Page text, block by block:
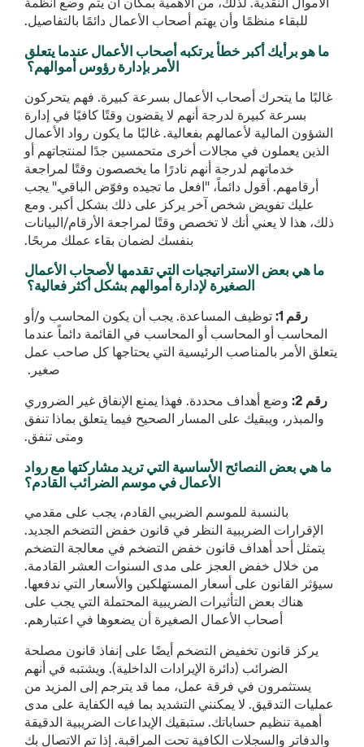
الأموال النقدية. لذلك، من الأهمية بمكان أن يتم وضع أنظمة
للبقاء منظمًا وأن يهتم أصحاب الأعمال دائمًا بالتفاصيل.
ما هو برأيك أكبر خطأ يرتكبه أصحاب الأعمال عندما يتعلق
الأمر بإدارة رؤوس أموالهم؟
غالبًا ما يتحرك أصحاب الأعمال بسرعة كبيرة. فهم يتحركون
بسرعة كبيرة لدرجة أنهم لا يقضون وقتًا كافيًا في إدارة
الشؤون المالية لأعمالهم بفعالية. غالبًا ما يكون رواد الأعمال
الذين يعملون في مجالات أخرى متحمسين جدًا لمنتجاتهم أو
خدماتهم لدرجة أنهم نادرًا ما يخصصون وقتًا لمراجعة
أرقامهم. أقول دائماً، "افعل ما تجيده وفوّض الباقي." يجب
عليك تفويض شخص آخر يركز على ذلك بشكل أكبر. ومع
ذلك، هذا لا يعني أنك لا تخصص وقتًا لمراجعة الأرقام/البيانات
بنفسك لضمان بقاء عملك مربحًا.
ما هي بعض الاستراتيجيات التي تقدمها لأصحاب الأعمال
الصغيرة لإدارة أموالهم بشكل أكثر فعالية؟
رقم 1: توظيف المساعدة. يجب أن يكون المحاسب و/أو
المحاسب أو المحاسب أو المحاسب في القائمة دائماً عندما
يتعلق الأمر بالمناصب الرئيسية التي يحتاجها كل صاحب عمل
صغير.
رقم 2:
وضع أهداف محددة. فهذا يمنع الإنفاق غير الضروري
والمبذر، ويبقيك على المسار الصحيح فيما يتعلق بماذا تنفق
ومتى تنفق.
ما هي بعض النصائح الأساسية التي تريد مشاركتها مع رواد
الأعمال في موسم الضرائب القادم؟
بالنسبة للموسم الضريبي القادم، يجب على مقدمي
الإقرارات الضريبية النظر في قانون خفض التضخم الجديد.
يتمثل أحد أهداف قانون خفض التضخم في معالجة التضخم
من خلال خفض العجز على مدى السنوات العشر القادمة.
سيؤثر القانون على أسعار المستهلكين والأسعار التي ندفعها.
هناك بعض التأثيرات الضريبية المحتملة التي يجب على
أصحاب الأعمال الصغيرة أن يضعوها في اعتبارهم.
يركز قانون تخفيض التضخم أيضًا على إنفاذ قانون مصلحة
الضرائب (دائرة الإيرادات الداخلية). ويشتبه في أنهم
يستثمرون في فرقة عمل، مما قد يترجم إلى المزيد من
عمليات التدقيق. لا يمكنني التشديد بما فيه الكفاية على مدى
أهمية تنظيم حساباتك. ستبقيك الإيداعات الضريبية الدقيقة
والدفاتر والسجلات الكافية تحت المراقبة. إذا تم الاتصال بك